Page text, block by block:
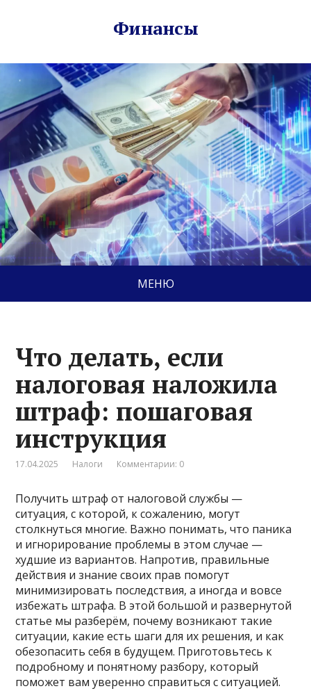
Финансы
МЕНЮ
Что делать, если
налоговая наложила
штраф: пошаговая
инструкция
17.04.2025 Налоги Комментарии: 0
Получить штраф от налоговой службы —
ситуация, с которой, к сожалению, могут
столкнуться многие. Важно понимать, что паника
и игнорирование проблемы в этом случае —
худшие из вариантов. Напротив, правильные
действия и знание своих прав помогут
минимизировать последствия, а иногда и вовсе
избежать штрафа. В этой большой и развернутой
статье мы разберём, почему возникают такие
ситуации, какие есть шаги для их решения, и как
обезопасить себя в будущем. Приготовьтесь к
подробному и понятному разбору, который
поможет вам уверенно справиться с ситуацией.